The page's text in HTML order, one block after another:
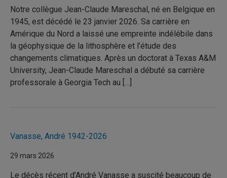
Notre collègue Jean-Claude Mareschal, né en Belgique en
1945, est décédé le 23 janvier 2026. Sa carrière en
Amérique du Nord a laissé une empreinte indélébile dans
la géophysique de la lithosphère et l’étude des
changements climatiques. Après un doctorat à Texas A&M
University, Jean-Claude Mareschal a débuté sa carrière
professorale à Georgia Tech au […]
Vanasse, André 1942-2026
29 mars 2026
Le décès récent d’André Vanasse a suscité beaucoup de